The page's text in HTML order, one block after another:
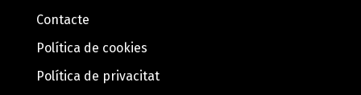
Contacte
Política de cookies
Política de privacitat